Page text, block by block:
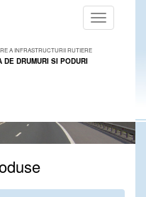
Toggle
navigation
A INFRASTRUCTURII RUTIERE
DE DRUMURI SI PODURI